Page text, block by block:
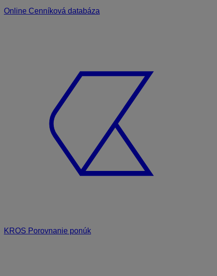
Online Cenníková databáza
KROS Porovnanie ponúk